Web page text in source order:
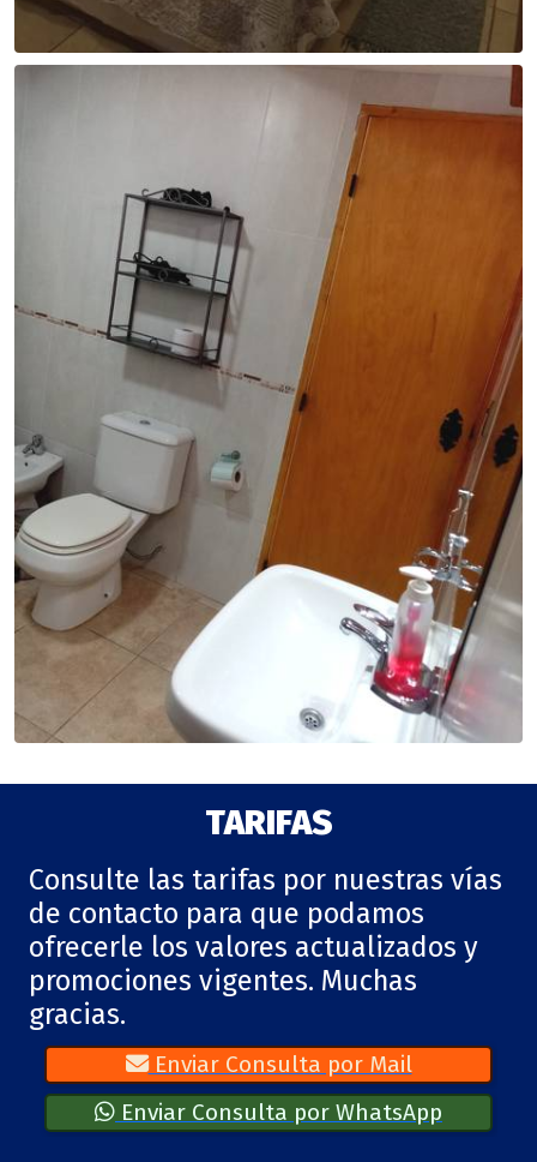
TARIFAS
Consulte las tarifas por nuestras vías
de contacto para que podamos
ofrecerle los valores actualizados y
promociones vigentes. Muchas
gracias.
Enviar Consulta por Mail
Enviar Consulta por WhatsApp